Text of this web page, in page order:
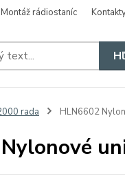
Montáž rádiostaníc
rada HLN6602